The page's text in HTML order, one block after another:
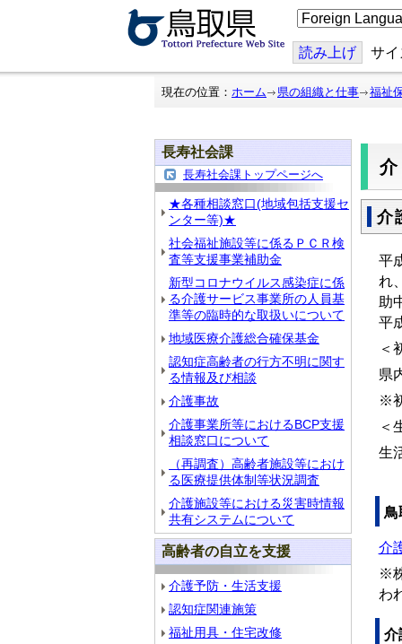
こ
の
ジ
を
翻
読み上げ サイ
現在の位置： ホーム 県の組織と仕事 福祉
長寿社会課
長寿社会課トップページへ
★各種相談窓口(地域包括支援セ
ンター等)★
社会福祉施設等に係るＰＣＲ検
査等支援事業補助金
新型コロナウイルス感染症に係
る介護サービス事業所の人員基
準等の臨時的な取扱いについて
地域医療介護総合確保基金
認知症高齢者の行方不明に関す
る情報及び相談
介護事故
介護事業所等におけるBCP支援
相談窓口について
（再調査）高齢者施設等におけ
る医療提供体制等状況調査
介護施設等における災害時情報
共有システムについて
高齢者の自立を支援
介護予防・生活支援
認知症関連施策
福祉用具・住宅改修
介
平
れ
助
平
＜
県
※
＜
生
鳥
介
※
わ
介